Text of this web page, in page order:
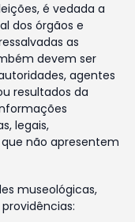
é vedada a
dos órgãos e
as
devem ser
agentes
resultados da
legais,
não apresentem
museológicas,